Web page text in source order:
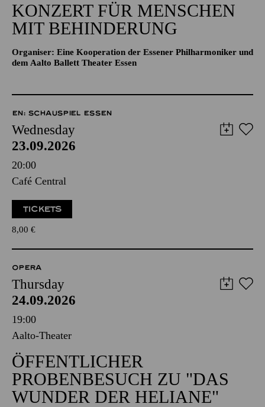
KONZERT FÜR MENSCHEN
MIT BEHINDERUNG
Organiser: Eine Kooperation der Essener Philharmoniker und
dem Aalto Ballett Theater Essen
EN: SCHAUSPIEL ESSEN
Wednesday
23.09.2026
20:00
Café Central
TICKETS
8,00 €
OPERA
Thursday
24.09.2026
19:00
Aalto-Theater
ÖFFENTLICHER
PROBENBESUCH ZU "DAS
WUNDER DER HELIANE"